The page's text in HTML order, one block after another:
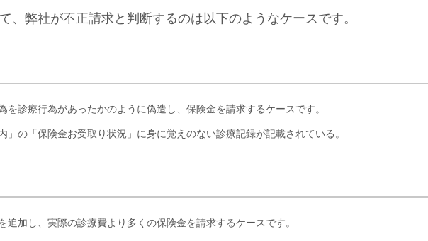
、弊社が不正請求と判断するのは以下のようなケースです。
を診療行為があったかのように偽造し、保険金を請求するケースです。
」の「保険金お受取り状況」に身に覚えのない診療記録が記載されている。
追加し、実際の診療費より多くの保険金を請求するケースです。